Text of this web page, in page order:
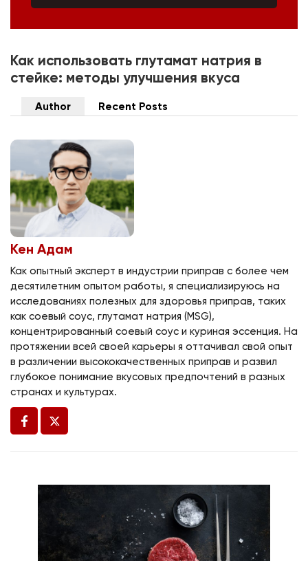
Как использовать глутамат натрия в
стейке: методы улучшения вкуса
Author Recent Posts
Кен Адам
Как опытный эксперт в индустрии приправ с более чем
десятилетним опытом работы, я специализируюсь на
исследованиях полезных для здоровья приправ, таких
как соевый соус, глутамат натрия (MSG),
концентрированный соевый соус и куриная эссенция. На
протяжении всей своей карьеры я оттачивал свой опыт
в различении высококачественных приправ и развил
глубокое понимание вкусовых предпочтений в разных
странах и культурах.